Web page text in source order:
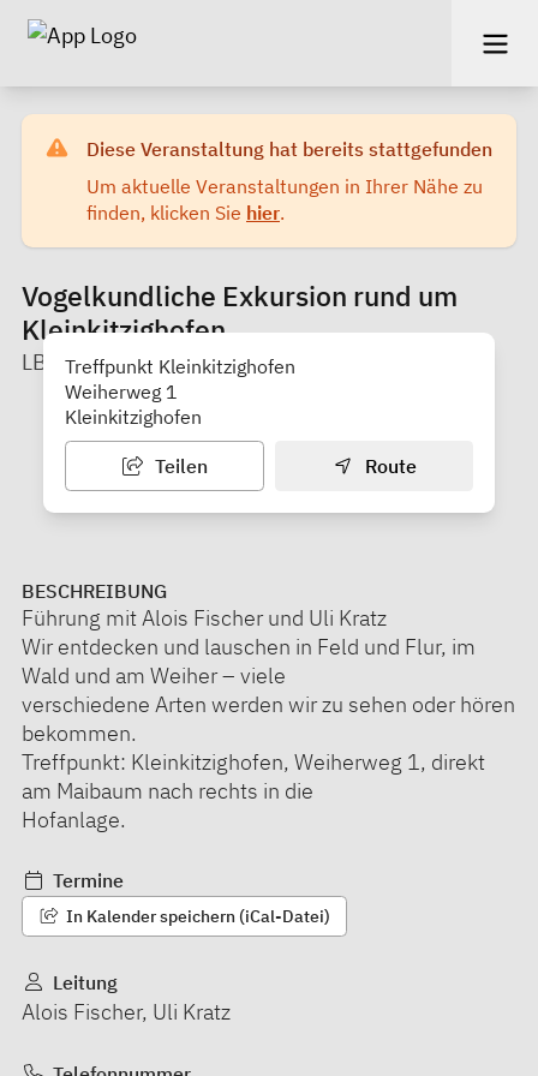
Diese Veranstaltung hat bereits stattgefunden
Um aktuelle Veranstaltungen in Ihrer Nähe zu
finden, klicken Sie hier.
Vogelkundliche Exkursion rund um
Kleinkitzighofen
LBV Kreisgruppe Ostallgäu / Kaufbeuren
Treffpunkt Kleinkitzighofen
Weiherweg 1
Kleinkitzighofen
Teilen Route
BESCHREIBUNG
Führung mit Alois Fischer und Uli Kratz
Wir entdecken und lauschen in Feld und Flur, im
Wald und am Weiher – viele
verschiedene Arten werden wir zu sehen oder hören
bekommen.
Treffpunkt: Kleinkitzighofen, Weiherweg 1, direkt
am Maibaum nach rechts in die
Hofanlage.
Termine
In Kalender speichern (iCal-Datei)
Leitung
Alois Fischer, Uli Kratz